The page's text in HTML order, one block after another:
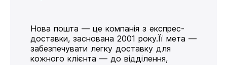
Нова пошта — це компанія з експрес-
доставки, заснована 2001 року.Її мета —
забезпечувати легку доставку для
кожного клієнта — до відділення,